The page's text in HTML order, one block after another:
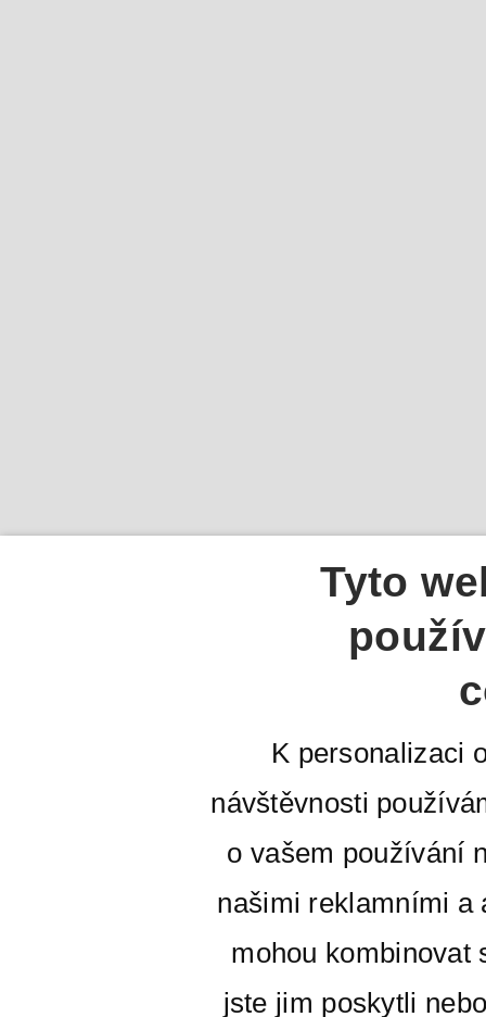
Tyto
K personalizaci
návštěvnosti
o vašem používání
našimi reklamními a
mohou kombinovat
jste jim poskytli